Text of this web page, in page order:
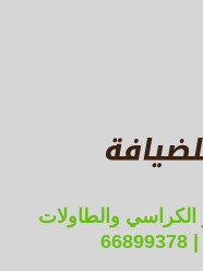
الكراسي والطاولات